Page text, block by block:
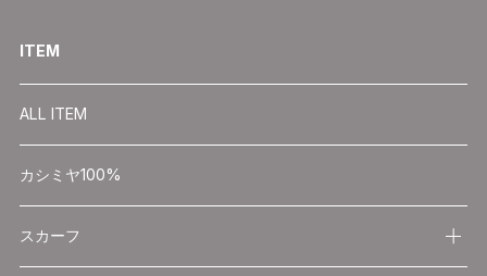
ITEM
ALL ITEM
カシミヤ100%
スカーフ